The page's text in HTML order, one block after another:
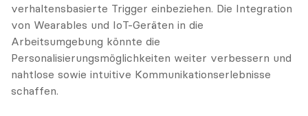
verhaltensbasierte Trigger einbeziehen. Die Integration
von Wearables und IoT-Geräten in die
Arbeitsumgebung könnte die
Personalisierungsmöglichkeiten weiter verbessern und
nahtlose sowie intuitive Kommunikationserlebnisse
schaffen.